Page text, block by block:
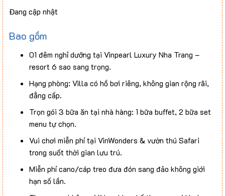
Đang cập nhật
Bao gồm
01 đêm nghỉ dưỡng tại Vinpearl Luxury Nha Trang –
resort 6 sao sang trọng.
Hạng phòng: Villa có hồ bơi riêng, không gian rộng rãi,
đẳng cấp.
Trọn gói 3 bữa ăn tại nhà hàng: 1 bữa buffet, 2 bữa set
menu tự chọn.
Vui chơi miễn phí tại VinWonders & vườn thú Safari
trong suốt thời gian lưu trú.
Miễn phí cano/cáp treo đưa đón sang đảo không giới
hạn số lần.